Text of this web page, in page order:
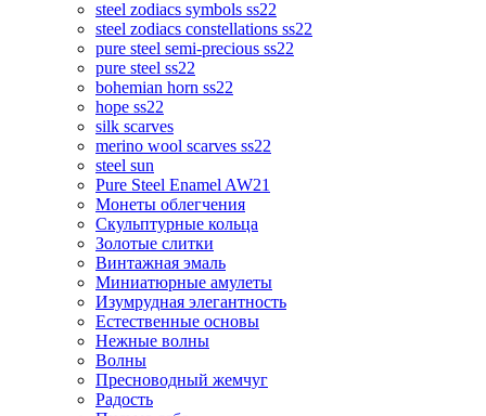
steel zodiacs symbols ss22
steel zodiacs constellations ss22
pure steel semi-precious ss22
pure steel ss22
bohemian horn ss22
hope ss22
silk scarves
merino wool scarves ss22
steel sun
Pure Steel Enamel AW21
Монеты облегчения
Скульптурные кольца
Золотые слитки
Винтажная эмаль
Миниатюрные амулеты
Изумрудная элегантность
Естественные основы
Нежные волны
Волны
Пресноводный жемчуг
Радость